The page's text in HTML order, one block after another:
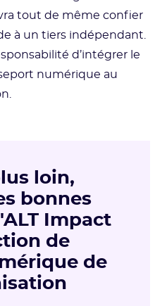
tout de même confier
à un tiers indépendant.
d’intégrer le
numérique au
loin,
bonnes
Impact
de
de